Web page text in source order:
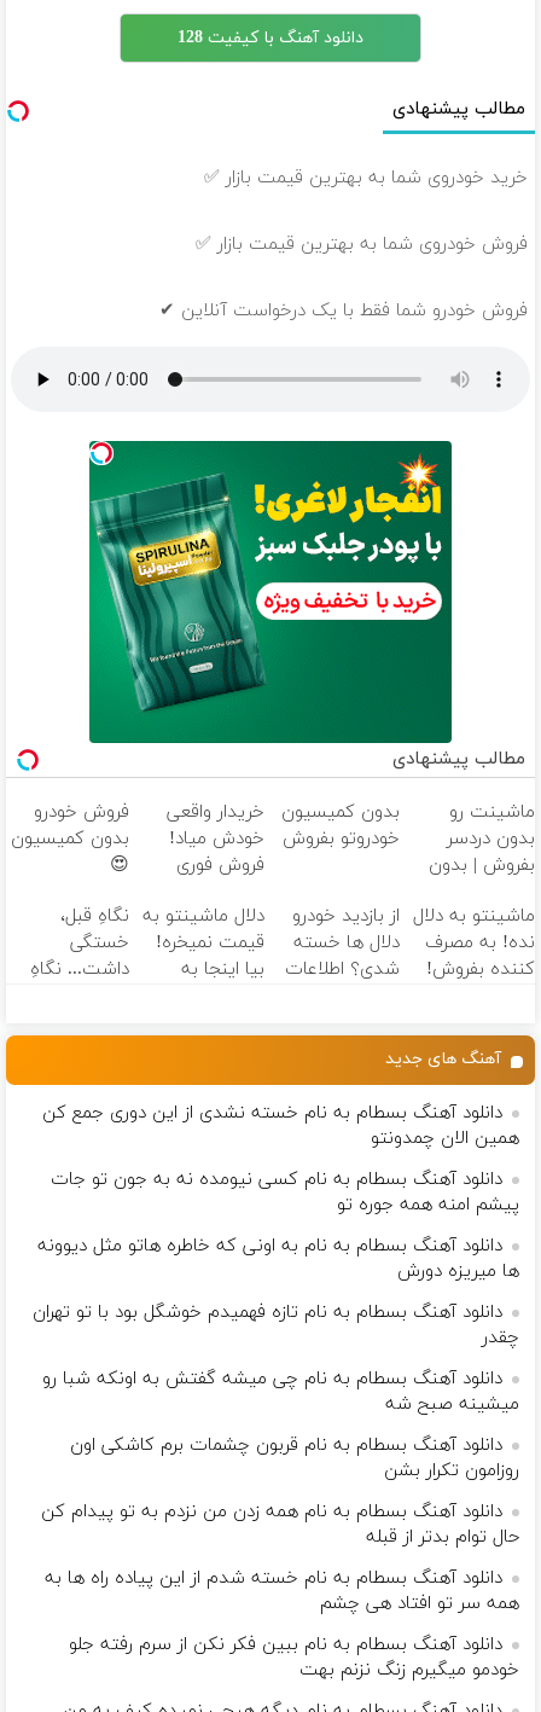
دانلود آهنگ با کیفیت 128
مطالب پیشنهادی
خرید خودروی شما به بهترین قیمت بازار ✅
فروش خودروی شما به بهترین قیمت بازار ✅
فروش خودرو شما فقط با یک درخواست آنلاین ✔
مطالب پیشنهادی
ماشینت رو
بدون دردسر
بفروش | بدون
بدون کمیسیون
خودروتو بفروش
خریدار واقعی
خودش میاد!
فروش فوری
مکانیک
فروش خودرو
بدون کمیسیون
😍
ماشینتو به دلال
نده! به مصرف
کننده بفروش!
از بازدید خودرو
دلال ها خسته
شدی؟ اطلاعات
دلال ماشینتو به
قیمت نمیخره!
بیا اینجا به
نگاهِ قبل،
خستگی
داشت... نگاهِ
آهنگ های جدید
دانلود آهنگ بسطام به نام خسته نشدی از این دوری جمع کن
همین الان چمدونتو
دانلود آهنگ بسطام به نام کسی نیومده نه به جون تو جات
پیشم امنه همه جوره تو
دانلود آهنگ بسطام به نام به اونی که خاطره هاتو مثل دیوونه
ها میریزه دورش
دانلود آهنگ بسطام به نام تازه فهمیدم خوشگل بود با تو تهران
چقدر
دانلود آهنگ بسطام به نام چی میشه گفتش به اونکه شبا رو
میشینه صبح شه
دانلود آهنگ بسطام به نام قربون چشمات برم کاشکی اون
روزامون تکرار بشن
دانلود آهنگ بسطام به نام همه زدن من نزدم به تو پیدام کن
حال توام بدتر از قبله
دانلود آهنگ بسطام به نام خسته شدم از این پیاده راه ها به
همه سر تو افتاد هی چشم
دانلود آهنگ بسطام به نام ببین فکر نکن از سرم رفته جلو
خودمو میگیرم زنگ نزنم بهت